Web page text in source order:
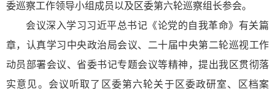
委巡察工作领导小组成员以及区委第六轮巡察组长参会。
会议深入学习习近平总书记《论党的自我革命》有关篇
章，认真学习中央政治局会议、二十届中央第二轮巡视工作
动员部署会议、省委书记专题会议等精神，提出我区贯彻落
实意见。会议听取了区委第六轮关于区委政研室、区档案